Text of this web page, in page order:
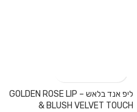
ליפ אנד בלאש – GOLDEN ROSE LIP
& BLUSH VELVET TOUCH